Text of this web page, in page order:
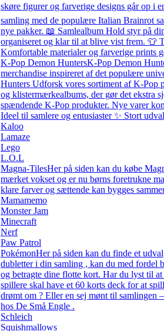
skøre figurer og farverige designs går op i
samling med de populære Italian Brainrot
nye pakker. 📖 Samlealbum Hold styr på
organiseret og klar til at blive vist frem. 👕
Komfortable materialer og farverige prints
K-Pop Demon HuntersK-Pop Demon
merchandise inspireret af det populære
Hunters Udforsk vores sortiment af K-Pop
og klistermærkealbums, der gør det ekstra
spændende K-Pop produkter. Nye varer
Ideel til samlere og entusiaster ✨ Stort
Kaloo
Lamaze
Lego
L.O.L
Magna-TilesHer på siden kan du købe
mærket vokset og er nu børns foretrukne
klare farver og sættende kan bygges
Mamamemo
Monster Jam
Minecraft
Nerf
Paw Patrol
PokémonHer på siden kan du finde et
dubletter i din samling , kan du med fordel
og betragte dine flotte kort. Har du lyst til
spillere skal have et 60 korts deck for at
drømt om ? Eller en sej mønt til samlingen
hos De Små Engle .
Schleich
Squishmallows